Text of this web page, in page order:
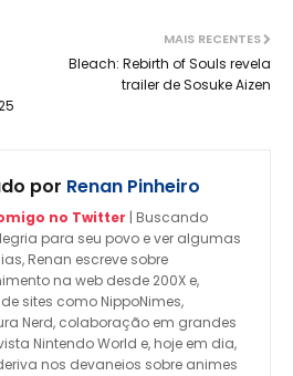
MAIS RECENTES
Bleach: Rebirth of Souls revela
trailer de Sosuke Aizen
por Renan Pinheiro
no Twitter | Buscando
para seu povo e ver algumas
Renan escreve sobre
na web desde 200X e,
sites como NippoNimes,
Nerd, colaboração em grandes
Nintendo World e, hoje em dia,
nos devaneios sobre animes